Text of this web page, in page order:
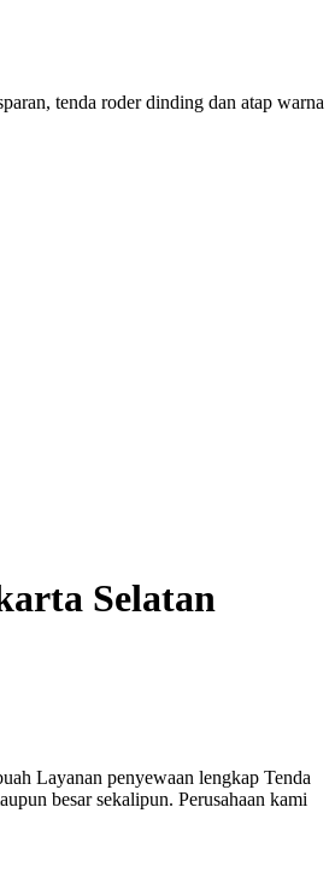
tenda roder dinding dan atap warna
Selatan
Layanan penyewaan lengkap Tenda
besar sekalipun. Perusahaan kami